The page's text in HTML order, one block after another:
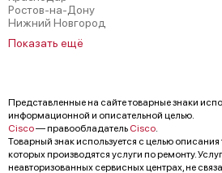
Ростов-на-Дону
Нижний Новгород
Показать ещё
Представленные на сайте товарные знаки
информационной и описательной целью.
Cisco— правообладатель Cisco.
Товарный знак используется с целью
которых производятся услуги по ремонту.
неавторизованных сервисных центрах, не